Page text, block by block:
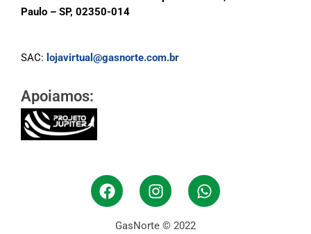
Paulo – SP, 02350-014
SAC: lojavirtual@gasnorte.com.br
Apoiamos:
GasNorte © 2022